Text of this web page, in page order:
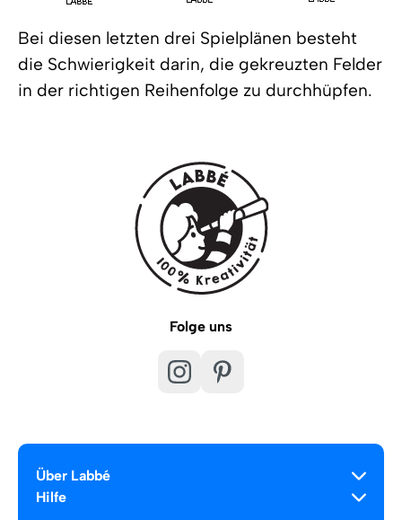
Bei diesen letzten drei Spielplänen besteht
die Schwierigkeit darin, die gekreuzten Felder
in der richtigen Reihenfolge zu durchhüpfen.
Folge uns
Über Labbé
Hilfe